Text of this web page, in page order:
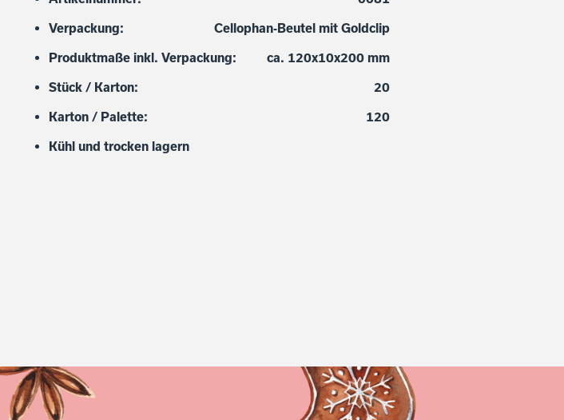
Verpackung: Cellophan-Beutel mit Goldclip
Produktmaße inkl. Verpackung: ca. 120x10x200 mm
Stück / Karton: 20
Karton / Palette: 120
Kühl und trocken lagern